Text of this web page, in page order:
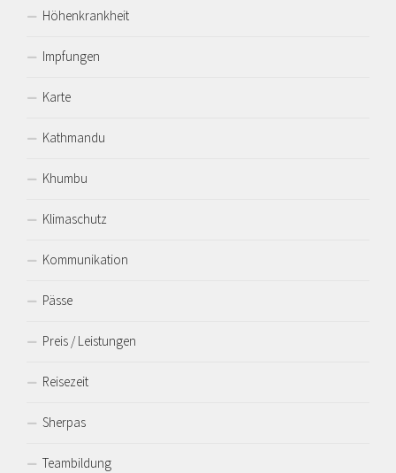
Höhenkrankheit
Impfungen
Karte
Kathmandu
Khumbu
Klimaschutz
Kommunikation
Pässe
Preis / Leistungen
Reisezeit
Sherpas
Teambildung